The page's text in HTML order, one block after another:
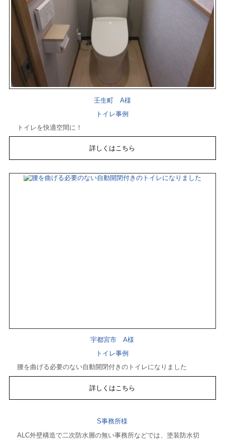
壬生町 A様
トイレ事例
トイレを快適空間に！
詳しくはこちら
宇都宮市 A様
トイレ事例
腰を曲げる必要のない自動開閉付きのトイレになりました
詳しくはこちら
S事務所様
ALC外壁構造で二次防水層の無い事務所などでは、塗装防水切